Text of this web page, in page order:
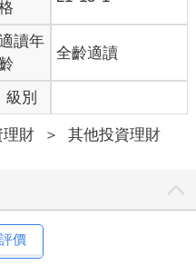
讀年
全齡適讀
級別
理財 ＞ 其他投資理財
價